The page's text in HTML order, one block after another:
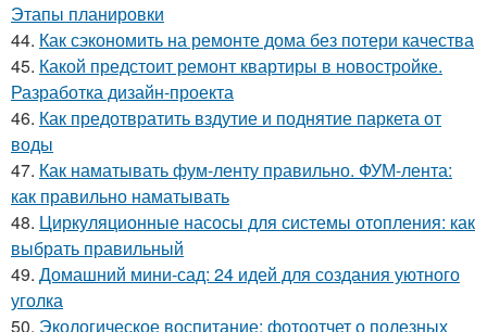
Этапы планировки
44. Как сэкономить на ремонте дома без потери качества
45. Какой предстоит ремонт квартиры в новостройке.
Разработка дизайн-проекта
46. Как предотвратить вздутие и поднятие паркета от
воды
47. Как наматывать фум-ленту правильно. ФУМ-лента:
как правильно наматывать
48. Циркуляционные насосы для системы отопления: как
выбрать правильный
49. Домашний мини-сад: 24 идей для создания уютного
уголка
50. Экологическое воспитание: фотоотчет о полезных